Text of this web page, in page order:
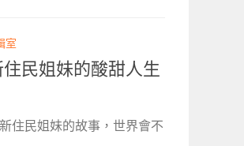
室
民姐妹的酸甜人生
住民姐妹的故事，世界會不